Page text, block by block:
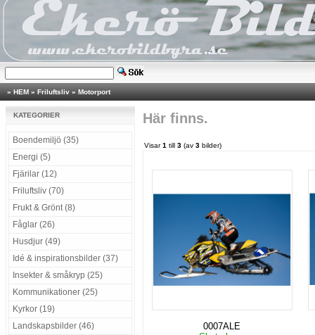
» HEM » Friluftsliv » Motorport
KATEGORIER
Boendemiljö (35)
Energi (5)
Fjärilar (12)
Friluftsliv (70)
Frukt & Grönt (8)
Fåglar (26)
Husdjur (49)
Idé & inspirationsbilder (37)
Insekter & småkryp (25)
Kommunikationer (25)
Kyrkor (19)
Landskapsbilder (46)
Här finns.
Visar1 till 3 (av 3 bilder)
0007ALE